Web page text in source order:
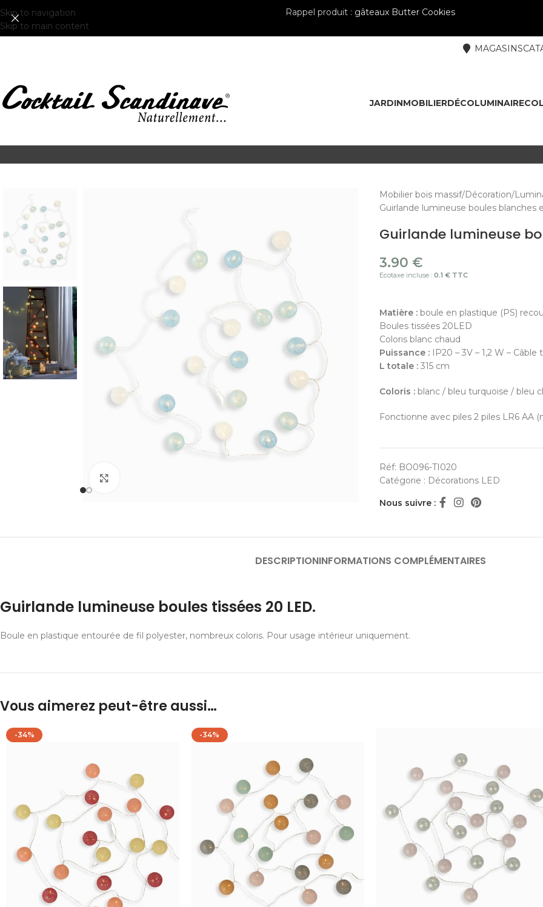
Skip to navigation
Skip to main content
Rappel produit : gâteaux Butter Cookies
MAGASINS
JARDINMOBILIERDÉCOLUMINAIRE
Mobilier bois massif Décoration
Guirlande lumineuse boules blanches
Guirlande lumineuse
3.90 €
Ecotaxe incluse :0.1 € TTC
Matière :boule en plastique (PS)
Boules tissées 20LED
Coloris blanc chaud
Puissance :IP20 – 3V – 1,2 W – Câble
L totale :315 cm
Coloris :blanc / bleu turquoise / bleu
Fonctionne avec piles 2 piles LR6 AA
Réf: BO096-TI020
Catégorie : Décorations LED
Nous suivre :
DESCRIPTIONINFORMATIONS COMPLÉMENTAIRES
Guirlande lumineuse boules tissées 20 LED.
Boule en plastique entourée de fil polyester, nombreux coloris. Pour usage intérieur uniquement.
Vous aimerez peut-être aussi…
-34% -34%